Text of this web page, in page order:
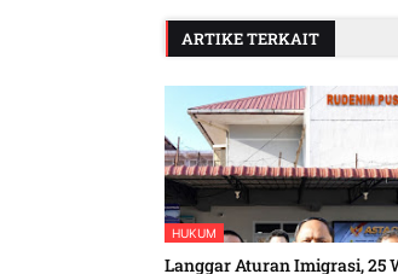
ARTIKE TERKAIT
HUKUM
Langgar Aturan Imigrasi, 25